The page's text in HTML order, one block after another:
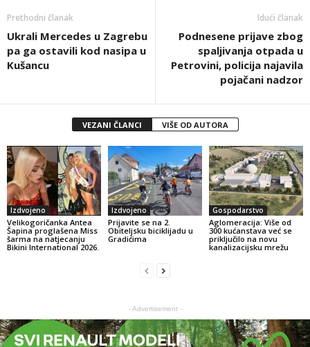
Prethodni članak
Ukrali Mercedes u Zagrebu
pa ga ostavili kod nasipa u
Kušancu
Idući članak
Podnesene prijave zbog
spaljivanja otpada u
Petrovini, policija najavila
pojačani nadzor
VEZANI ČLANCI VIŠE OD AUTORA
Izdvojeno
Velikogoričanka Antea
Šapina proglašena Miss
šarma na natjecanju
Bikini International 2026.
Izdvojeno
Prijavite se na 2.
Obiteljsku biciklijadu u
Gradićima
Gospodarstvo
Aglomeracija: Više od
300 kućanstava već se
priključilo na novu
kanalizacijsku mrežu
- Advertisement -